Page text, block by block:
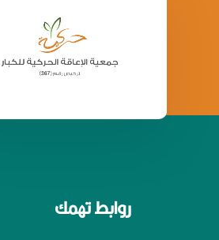
روابط تهمك